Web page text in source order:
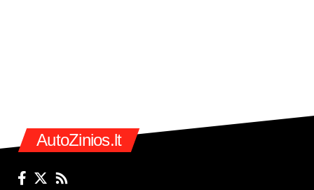
AutoZinios.lt